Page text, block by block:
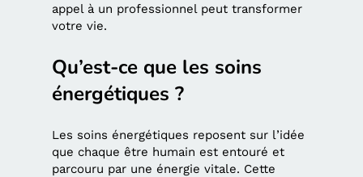
appel à un professionnel peut transformer
votre vie.
Qu’est-ce que les soins
énergétiques ?
Les soins énergétiques reposent sur l’idée
que chaque être humain est entouré et
parcouru par une énergie vitale. Cette